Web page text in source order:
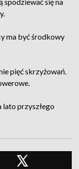
ma być środkowy
pięć skrzyżowań.
lato przyszłego